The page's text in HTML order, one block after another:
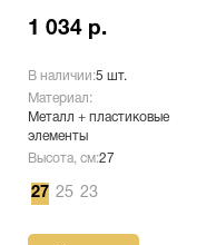
1 034 р.
В наличии:5 шт.
Материал:
Металл + пластиковые
элементы
Высота, см:27
27 25 23